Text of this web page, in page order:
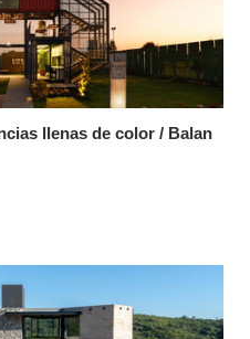
llenas de color / Balan